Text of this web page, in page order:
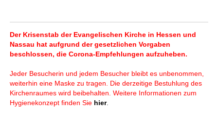
Der Krisenstab der Evangelischen Kirche in Hessen und
Nassau hat aufgrund der gesetzlichen Vorgaben
beschlossen, die Corona-Empfehlungen aufzuheben.
Jeder Besucherin und jedem Besucher bleibt es unbenommen,
weiterhin eine Maske zu tragen. Die derzeitige Bestuhlung des
Kirchenraumes wird beibehalten. Weitere Informationen zum
Hygienekonzept finden Sie hier.